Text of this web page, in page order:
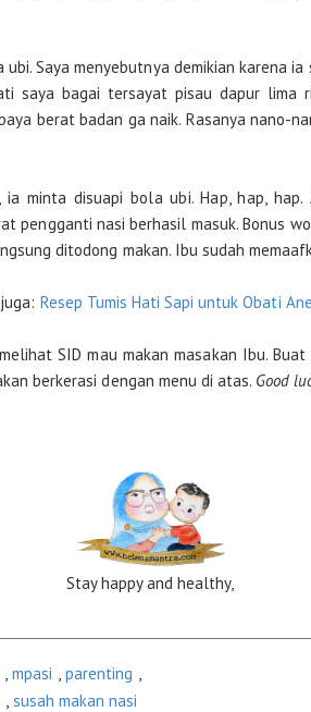
Saya menyebutnya demikian karena ia
saya bagai tersayat pisau dapur lima
berat badan ga naik. Rasanya nano-
minta disuapi bola ubi. Hap, hap,
pengganti nasi berhasil masuk. Bonus
ditodong makan. Ibu sudah
Resep Tumis Hati Sapi untuk Obati
SID mau makan masakan Ibu.
berkerasi dengan menu di atas. Good
Stay happy and healthy,
, mpasi , parenting ,
, susah makan nasi